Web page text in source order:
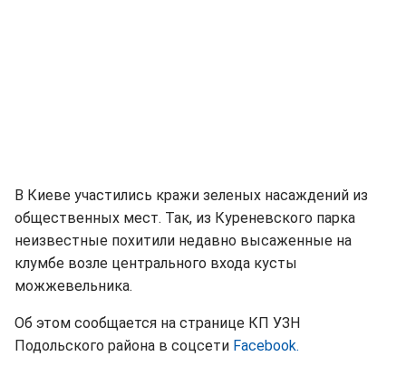
В Киеве участились кражи зеленых насаждений из
общественных мест. Так, из Куреневского парка
неизвестные похитили недавно высаженные на
клумбе возле центрального входа кусты
можжевельника.
Об этом сообщается на странице КП УЗН
Подольского района в соцсети Facebook.